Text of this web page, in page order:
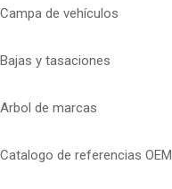
Campa de vehículos
Bajas y tasaciones
Arbol de marcas
Catalogo de referencias OEM